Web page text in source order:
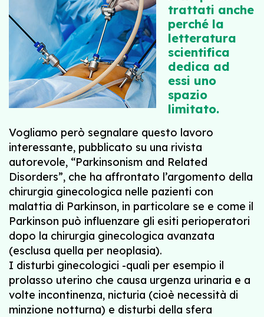
trattati anche
perché la
letteratura
scientifica
dedica ad
essi uno
spazio
limitato.
Vogliamo però segnalare questo lavoro
interessante, pubblicato su una rivista
autorevole, “Parkinsonism and Related
Disorders”, che ha affrontato l’argomento della
chirurgia ginecologica nelle pazienti con
malattia di Parkinson, in particolare se e come il
Parkinson può influenzare gli esiti perioperatori
dopo la chirurgia ginecologica avanzata
(esclusa quella per neoplasia).
I disturbi ginecologici -quali per esempio il
prolasso uterino che causa urgenza urinaria e a
volte incontinenza, nicturia (cioè necessità di
minzione notturna) e disturbi della sfera